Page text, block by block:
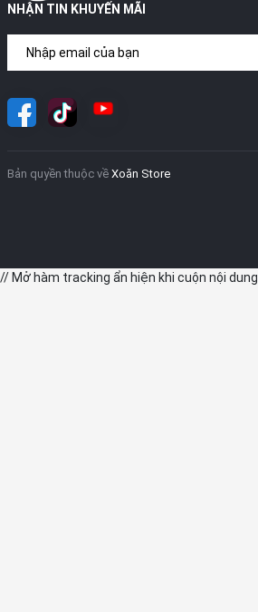
NHẬN TIN KHUYẾN MÃI
Bản quyền thuộc về Xoăn Store
// Mở hàm tracking ẩn hiện khi cuộn nội dung.